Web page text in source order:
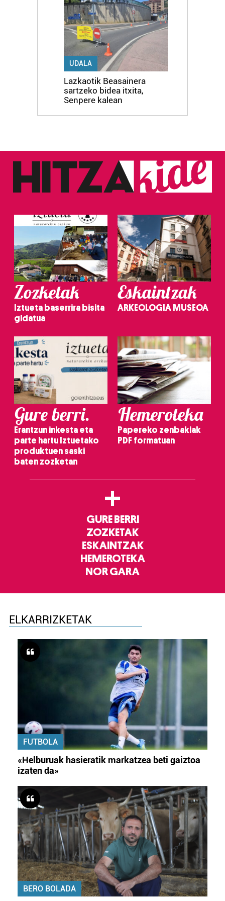
UDALA
Lazkaotik Beasainera
sartzeko bidea itxita,
Senpere kalean
Zozketak
Iztueta baserrira bisita
gidatua
Eskaintzak
ARKEOLOGIA MUSEOA
Gure berri.
Erantzun inkesta eta
parte hartu Iztuetako
produktuen saski
baten zozketan
Hemeroteka
Papereko zenbakiak
PDF formatuan
+
GURE BERRI
ZOZKETAK
ESKAINTZAK
HEMEROTEKA
NOR GARA
ELKARRIZKETAK
FUTBOLA
«Helburuak hasieratik markatzea beti gaiztoa
izaten da»
BERO BOLADA